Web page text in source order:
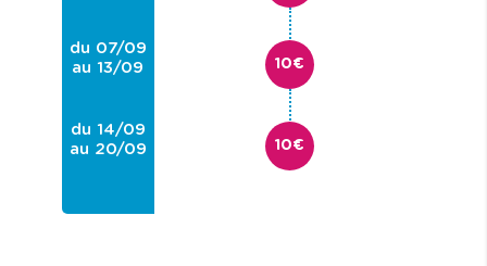
du 07/09
au 13/09
du 14/09
au 20/09
10€
10€